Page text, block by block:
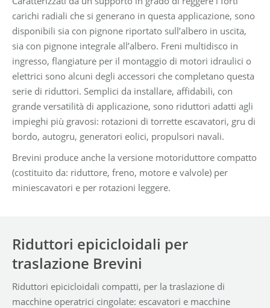
carichi radiali che si generano in questa applicazione, sono
disponibili sia con pignone riportato sull’albero in uscita,
sia con pignone integrale all’albero. Freni multidisco in
ingresso, flangiature per il montaggio di motori idraulici o
elettrici sono alcuni degli accessori che completano questa
serie di riduttori. Semplici da installare, affidabili, con
grande versatilità di applicazione, sono riduttori adatti agli
impieghi più gravosi: rotazioni di torrette escavatori, gru di
bordo, autogru, generatori eolici, propulsori navali.
Brevini produce anche la versione motoriduttore compatto
(costituito da: riduttore, freno, motore e valvole) per
miniescavatori e per rotazioni leggere.
Riduttori epicicloidali per
traslazione Brevini
Riduttori epicicloidali compatti, per la traslazione di
macchine operatrici cingolate: escavatori e macchine